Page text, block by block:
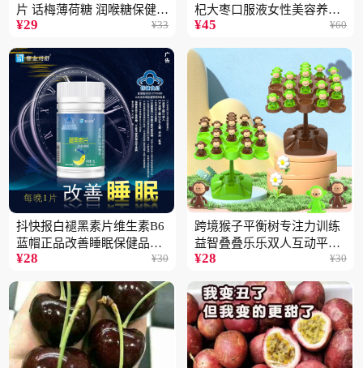
片 话梅薄荷糖 润喉糖保健食
品
¥29 ¥33
杞大枣口服液女性美容养颜
营养品12支装
¥45 ¥60
抖快报白褪黑素片维生素B6
蓝帽正品改善睡眠保健品现
货批发代发2瓶
¥28 ¥30
跨境猴子平衡树专注力训练
益智叠叠乐乐双人互动平衡
儿童玩具批发
¥28 ¥30